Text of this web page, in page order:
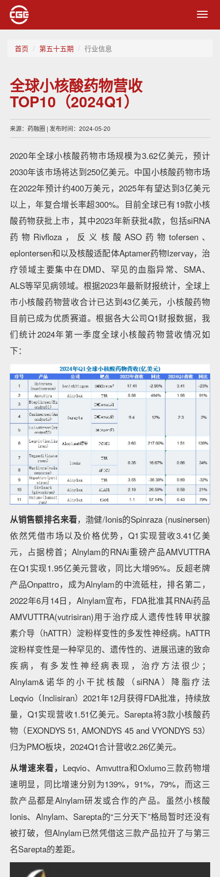
首页 第五十五期 行业信息
全球小核酸药物营收
TOP10（2024Q1）
来源：药融圈 | 发布时间：2024-05-20
2020年全球小核酸药物市场规模为3.62亿美元，预计
2030年该市场将达到250亿美元。中国小核酸药物市场
在2022年预计约400万美元，2025年有望达到3亿美元
以上，年复合增长率超300%。目前全球已有19款小核
酸药物获批上市，其中2023年新获批4款，包括siRNA
药物Rivfloza，反义核酸ASO药物tofersen、
eplontersen和以及核酸适配体Aptamer药物Izervay，治
疗领域主要集中在DMD、罕见的血脂异常、SMA、
ALS等罕见病领域。根据2023年最新财报统计，全球上
市小核酸药物营收合计已达到43亿美元，小核酸药物
目前已成为优质赛道。根据各大公司Q1财报数据，我
们统计2024年第一季度全球小核酸药物营收情况如
下：
从销售额排名来看，渤健/Ionis的Spinraza (nusinersen)
依然凭借市场以及价格优势，Q1实现营收3.41亿美
元，占据榜首；Alnylam的RNAi重磅产品AMVUTTRA
在Q1实现1.95亿美元营收，同比大增95%。反超老牌
产品Onpattro，成为Alnylam的中流砥柱，排名第二，
2022年6月14日，Alnylam宣布，FDA批准其RNAi药品
AMVUTTRA(vutrisiran)用于治疗成人遗传性转甲状腺
素介导（hATTR）淀粉样变性的多发性神经病。hATTR
淀粉样变性是一种罕见的、遗传性的、进展迅速的致命
疾病，有多发性神经病表现，治疗方法很少；
Alnylam&诺华的小干扰核酸（siRNA）降脂疗法
Leqvio（Inclisiran）2021年12月获得FDA批准，持续放
量，Q1实现营收1.51亿美元。Sarepta将3款小核酸药
物（EXONDYS 51, AMONDYS 45 and VYONDYS 53）
归为PMO板块，2024Q1合计营收2.26亿美元。
从增速来看， Leqvio、Amvuttra和Oxlumo三款药物增
速明显，同比增速分别为139%，91%，79%，而这三
款产品都是Alnylam研发或合作的产品。虽然小核酸
Ionis、Alnylam、Sarepta的“三分天下”格局暂时还没有
被打破，但Alnylam已然凭借这三款产品拉开了与第三
名Sarepta的差距。